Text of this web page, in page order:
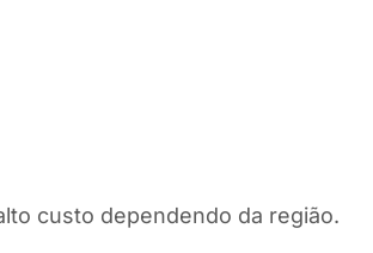
custo dependendo da região.